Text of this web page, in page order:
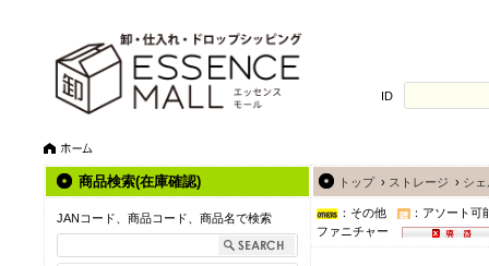
ID
商品検索(在庫確認)
JANコード、商品コード、商品名で検索
トップ› ストレージ › シ
：その他
：アソート可
ファニチャー